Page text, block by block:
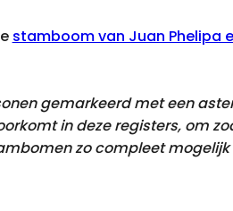
stamboom van Juan Phelipa
gemarkeerd met een
in deze registers, om
zo compleet mogelijk